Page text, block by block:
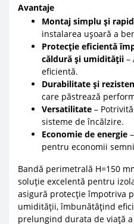
Avantaje
Montaj simplu și rapid
instalarea ușoară a
Protecție eficientă
căldură și umidității –
eficientă.
Durabilitate și
care păstrează
Versatilitate –
sisteme de încălzire.
Economie de energie
pentru economii
Bandă perimetrală H=150
soluție excelentă pentru
asigură protecție împotriva
umidității, îmbunătățind
prelungind durata de viață